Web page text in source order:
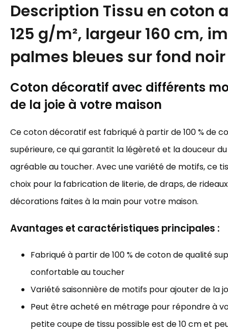
Description Tissu en coton
125 g/m², largeur 160 cm,
palmes bleues sur fond noir
Coton décoratif avec différents
de la joie à votre maison
Ce coton décoratif est fabriqué à partir de 100 % de
supérieure, ce qui garantit la légèreté et la douceur
agréable au toucher. Avec une variété de motifs, ce
choix pour la fabrication de literie, de draps, de
décorations faites à la main pour votre maison.
Avantages et caractéristiques principales :
Fabriqué à partir de 100 % de coton de qualité
confortable au toucher
Variété saisonnière de motifs pour ajouter de la
Peut être acheté en métrage pour répondre à
petite coupe de tissu possible est de 10 cm et